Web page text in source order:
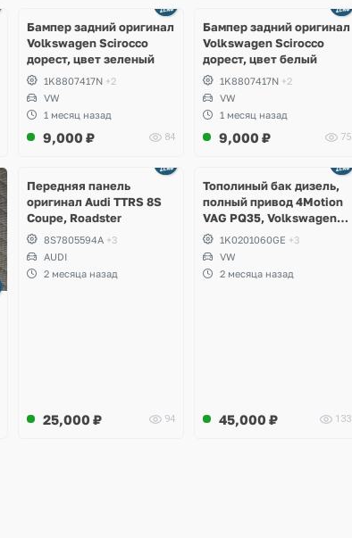
Бампер задний оригинал
Volkswagen Scirocco
дорест, цвет зеленый
1K8807417N +2
VW
1 месяц назад
9,000 ₽ 84
Бампер задний оригинал
Volkswagen Scirocco
дорест, цвет белый
1K8807417N +2
VW
1 месяц назад
9,000 ₽ 75
Передняя панель
оригинал Audi TTRS 8S
Coupe, Roadster
8S7805594A +3
AUDI
2 месяца назад
25,000 ₽ 94
Тополиный бак дизель,
полный привод 4Motion
VAG PQ35, Volkswagen
Scirocco, Golf V, VI,
Skoda Yeti, Octavia A5,
Superb, Audi A3, Seat
Altea
1K0201060GE +3
VW
2 месяца назад
45,000 ₽ 133